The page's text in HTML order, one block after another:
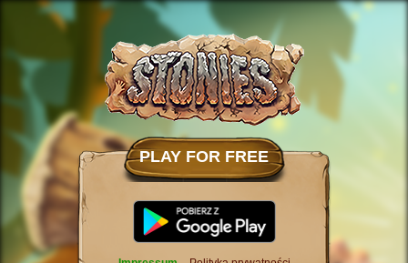
PLAY FOR FREE